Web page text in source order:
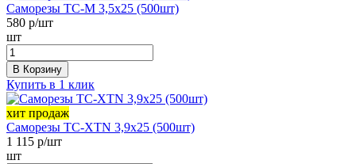
Саморезы ТС-М 3,5х25 (500шт)
580 р/шт
шт
В Корзину
Купить в 1 клик
хит продаж
Саморезы ТС-XTN 3,9х25 (500шт)
1 115 р/шт
шт